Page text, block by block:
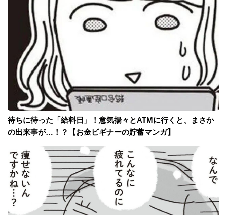
待ちに待った「給料日」！意気揚々とATMに行くと、まさか
の出来事が…！？【お金ビギナーの貯蓄マンガ】